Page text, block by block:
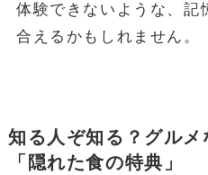
体験できないような、記
合えるかもしれません。
知る人ぞ知る？グル
「隠れた食の特典」